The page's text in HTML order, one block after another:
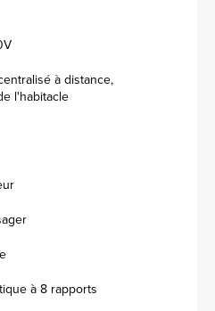
à distance,
l'habitacle
à 8 rapports